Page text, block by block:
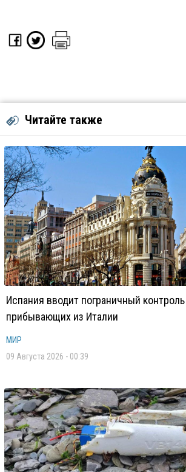
Читайте также
Испания вводит пограничный
прибывающих из Италии
МИР
09 Августа 2026 - 00:39